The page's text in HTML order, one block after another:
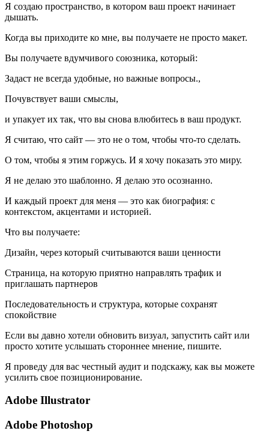
Я создаю пространство, в котором ваш проект начинает
дышать.
Когда вы приходите ко мне, вы получаете не просто макет.
Вы получаете вдумчивого союзника, который:
Задаст не всегда удобные, но важные вопросы.,
Почувствует ваши смыслы,
и упакует их так, что вы снова влюбитесь в ваш продукт.
Я считаю, что сайт — это не о том, чтобы что-то сделать.
О том, чтобы я этим горжусь. И я хочу показать это миру.
Я не делаю это шаблонно. Я делаю это осознанно.
И каждый проект для меня — это как биография: с
контекстом, акцентами и историей.
Что вы получаете:
Дизайн, через который считываются ваши ценности
Страница, на которую приятно направлять трафик и
приглашать партнеров
Последовательность и структура, которые сохранят
спокойствие
Если вы давно хотели обновить визуал, запустить сайт или
просто хотите услышать стороннее мнение, пишите.
Я проведу для вас честный аудит и подскажу, как вы можете
усилить свое позиционирование.
Adobe Illustrator
Adobe Photoshop